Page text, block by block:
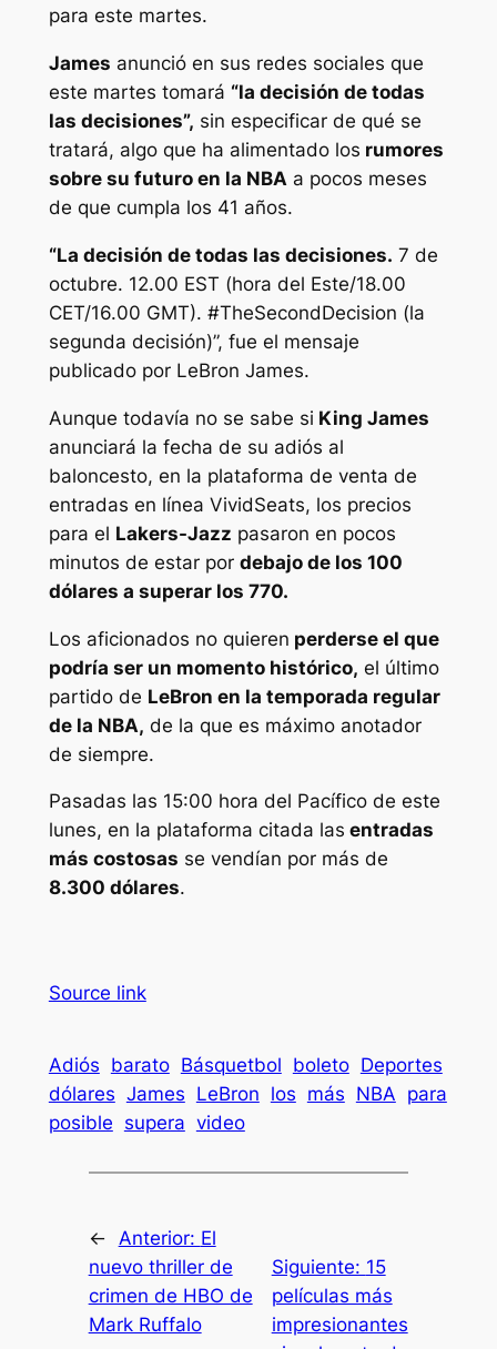
para este martes.
James anunció en sus redes sociales que
este martes tomará “la decisión de todas
las decisiones”, sin especificar de qué se
tratará, algo que ha alimentado los rumores
sobre su futuro en la NBAa pocos meses
de que cumpla los 41 años.
“La decisión de todas las decisiones. 7 de
octubre. 12.00 EST (hora del Este/18.00
CET/16.00 GMT). #TheSecondDecision (la
segunda decisión)”, fue el mensaje
publicado por LeBron James.
Aunque todavía no se sabe si King James
anunciará la fecha de su adiós al
baloncesto, en la plataforma de venta de
entradas en línea VividSeats, los precios
para el Lakers-Jazz pasaron en pocos
minutos de estar por debajo de los 100
dólares a superar los 770.
Los aficionados no quieren perderse el que
podría ser un momento histórico, el último
partido de LeBron en la temporada regular
de la NBA, de la que es máximo anotador
de siempre.
Pasadas las 15:00 hora del Pacífico de este
lunes, en la plataforma citada las entradas
más costosas se vendían por más de
8.300 dólares.
Source link
Adiós barato Básquetbol boleto Deportes
dólares James LeBron los más NBA para
posible supera video
← Anterior: El
nuevo thriller de
crimen de HBO de
Mark Ruffalo
Siguiente: 15
películas más
impresionantes